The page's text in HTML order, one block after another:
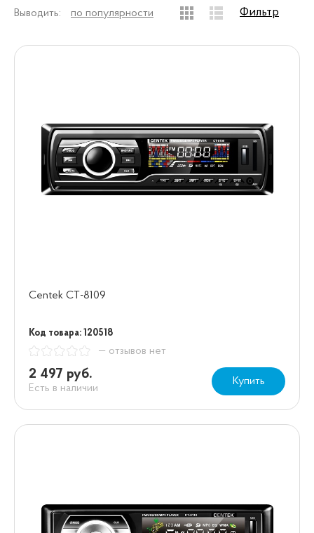
Выводить: по популярности Фильтр
Centek СТ-8109
Код товара: 120518
— отзывов нет
2 497 руб.
Есть в наличии
Купить